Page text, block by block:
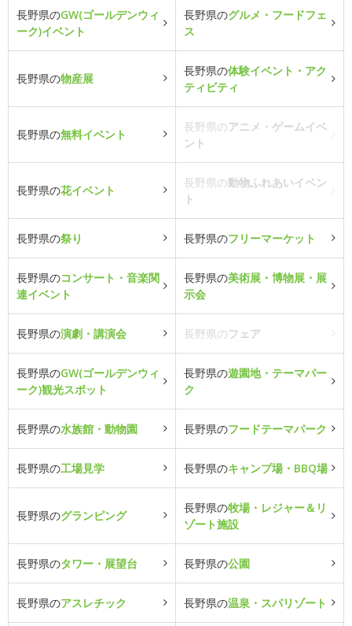
長野県のGW(ゴールデンウィ
ーク)イベント
長野県のグルメ・フードフェ
ス
長野県の物産展
長野県の体験イベント・アク
ティビティ
長野県の無料イベント
長野県のアニメ・ゲームイベ
ント
長野県の花イベント
長野県の動物ふれあいイベン
ト
長野県の祭り 長野県のフリーマーケット
長野県のコンサート・音楽関
連イベント
長野県の美術展・博物展・展
示会
長野県の演劇・講演会 長野県のフェア
長野県のGW(ゴールデンウィ
ーク)観光スポット
長野県の遊園地・テーマパー
ク
長野県の水族館・動物園 長野県のフードテーマパーク
長野県の工場見学 長野県のキャンプ場・BBQ場
長野県のグランピング
長野県の牧場・レジャー＆リ
ゾート施設
長野県のタワー・展望台 長野県の公園
長野県のアスレチック 長野県の温泉・スパリゾート